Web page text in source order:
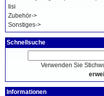
Iisi
Zubehör->
Sonstiges->
Schnellsuche
Verwenden Sie
Informationen